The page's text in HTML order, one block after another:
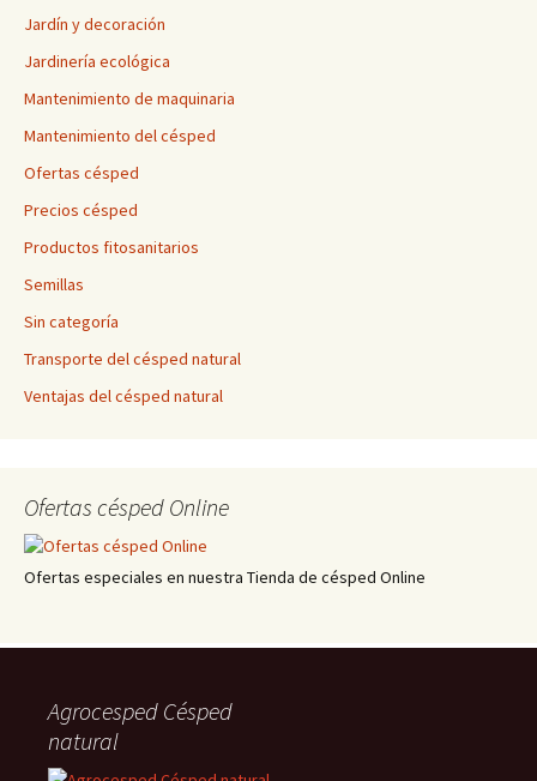
Jardín y decoración
Jardinería ecológica
Mantenimiento de maquinaria
Mantenimiento del césped
Ofertas césped
Precios césped
Productos fitosanitarios
Semillas
Sin categoría
Transporte del césped natural
Ventajas del césped natural
Ofertas césped Online
Ofertas especiales en nuestra Tienda de césped Online
Agrocesped Césped
natural